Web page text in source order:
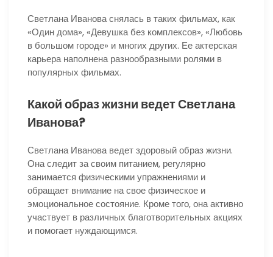
Светлана Иванова снялась в таких фильмах, как
«Один дома», «Девушка без комплексов», «Любовь
в большом городе» и многих других. Ее актерская
карьера наполнена разнообразными ролями в
популярных фильмах.
Какой образ жизни ведет Светлана
Иванова?
Светлана Иванова ведет здоровый образ жизни.
Она следит за своим питанием, регулярно
занимается физическими упражнениями и
обращает внимание на свое физическое и
эмоциональное состояние. Кроме того, она активно
участвует в различных благотворительных акциях
и помогает нуждающимся.